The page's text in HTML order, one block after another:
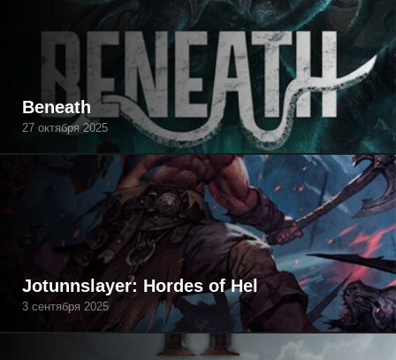
Beneath
27 октября 2025
Jotunnslayer: Hordes of Hel
3 сентября 2025